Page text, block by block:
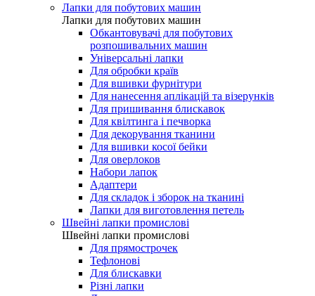
Лапки для побутових машин
Лапки для побутових машин
Обкантовувачі для побутових
розпошивальних машин
Універсальні лапки
Для обробки країв
Для вшивки фурнітури
Для нанесення аплікацій та візерунків
Для пришивання блискавок
Для квілтинга і печворка
Для декорування тканини
Для вшивки косої бейки
Для оверлоков
Набори лапок
Адаптери
Для складок і зборок на тканині
Лапки для виготовлення петель
Швейні лапки промислові
Швейні лапки промислові
Для прямострочек
Тефлонові
Для блискавки
Різні лапки